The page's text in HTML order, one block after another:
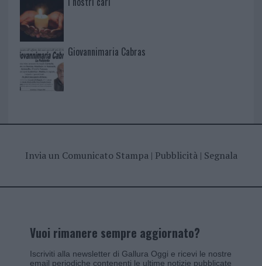
Giovannimaria Cabras
Invia un Comunicato Stampa| Pubblicità| Segnala
Vuoi rimanere sempre aggiornato?
Iscriviti alla newsletter di Gallura Oggi e ricevi le nostre
email periodiche contenenti le ultime notizie pubblicate